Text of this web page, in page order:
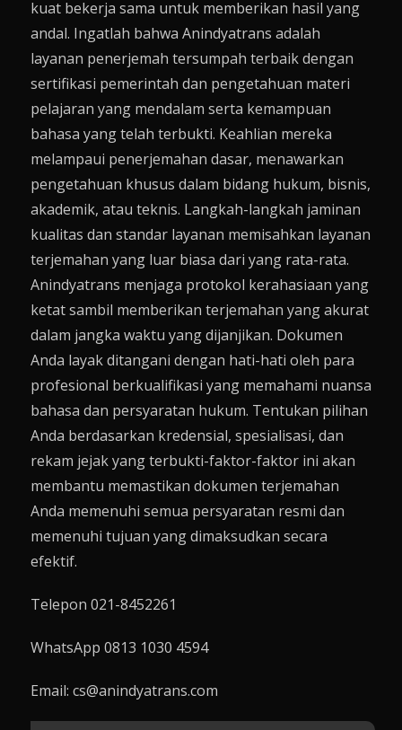
kuat bekerja sama untuk memberikan hasil yang
andal. Ingatlah bahwa Anindyatrans adalah
layanan penerjemah tersumpah terbaik dengan
sertifikasi pemerintah dan pengetahuan materi
pelajaran yang mendalam serta kemampuan
bahasa yang telah terbukti. Keahlian mereka
melampaui penerjemahan dasar, menawarkan
pengetahuan khusus dalam bidang hukum, bisnis,
akademik, atau teknis. Langkah-langkah jaminan
kualitas dan standar layanan memisahkan layanan
terjemahan yang luar biasa dari yang rata-rata.
Anindyatrans menjaga protokol kerahasiaan yang
ketat sambil memberikan terjemahan yang akurat
dalam jangka waktu yang dijanjikan. Dokumen
Anda layak ditangani dengan hati-hati oleh para
profesional berkualifikasi yang memahami nuansa
bahasa dan persyaratan hukum. Tentukan pilihan
Anda berdasarkan kredensial, spesialisasi, dan
rekam jejak yang terbukti-faktor-faktor ini akan
membantu memastikan dokumen terjemahan
Anda memenuhi semua persyaratan resmi dan
memenuhi tujuan yang dimaksudkan secara
efektif.
Telepon 021-8452261
WhatsApp 0813 1030 4594
Email: cs@anindyatrans.com